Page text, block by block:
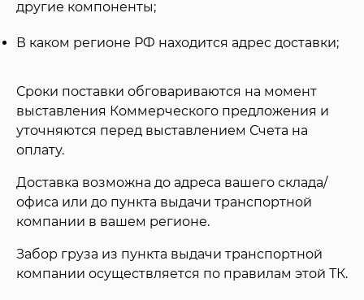
другие компоненты;
В каком регионе РФ находится адрес доставки;
Сроки поставки обговариваются на момент
выставления Коммерческого предложения и
уточняются перед выставлением Счета на
оплату.
Доставка возможна до адреса вашего склада/
офиса или до пункта выдачи транспортной
компании в вашем регионе.
Забор груза из пункта выдачи транспортной
компании осуществляется по правилам этой ТК.